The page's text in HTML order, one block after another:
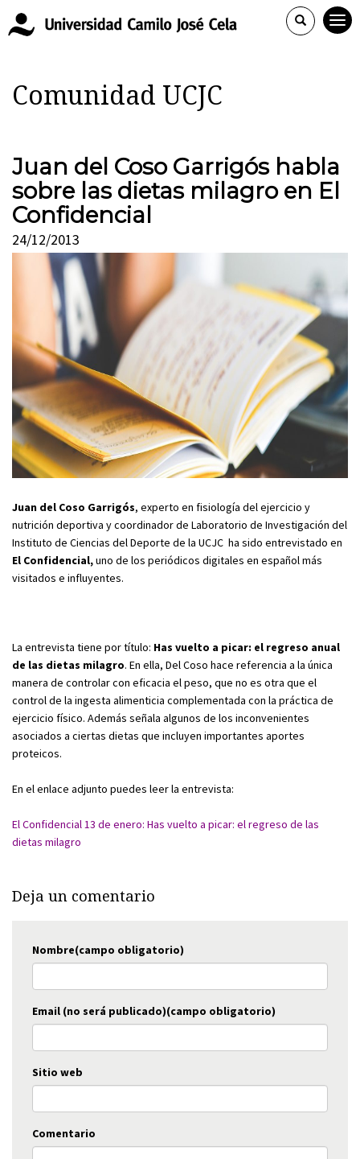
Comunidad UCJC
Juan del Coso Garrigós habla
sobre las dietas milagro en El
Confidencial
24/12/2013
Juan del Coso Garrigós, experto en fisiología del ejercicio y
nutrición deportiva y coordinador de Laboratorio de Investigación del
Instituto de Ciencias del Deporte de la UCJC ha sido entrevistado en
El Confidencial,uno de los periódicos digitales en español más
visitados e influyentes.
La entrevista tiene por título: Has vuelto a picar: el regreso anual
de las dietas milagro. En ella, Del Coso hace referencia a la única
manera de controlar con eficacia el peso, que no es otra que el
control de la ingesta alimenticia complementada con la práctica de
ejercicio físico. Además señala algunos de los inconvenientes
asociados a ciertas dietas que incluyen importantes aportes
proteicos.
En el enlace adjunto puedes leer la entrevista:
El Confidencial 13 de enero: Has vuelto a picar: el regreso de las
dietas milagro
Deja un comentario
Nombre(campo obligatorio)
Email (no será publicado)(campo obligatorio)
Sitio web
Comentario